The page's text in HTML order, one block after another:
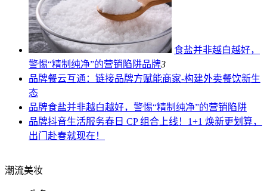
食盐并非越白越好，
警惕“精制纯净”的营销陷阱品牌3
品牌餐云互通：链接品牌方赋能商家-构建外卖餐饮新生
态
品牌食盐并非越白越好，警惕“精制纯净”的营销陷阱
品牌抖音生活服务春日 CP 组合上线！1+1 焕新更划算，
出门赴春就现在！
潮流美妆